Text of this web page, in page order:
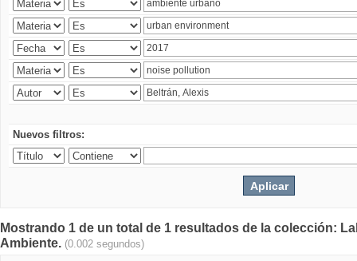
Nuevos filtros:
Mostrando 1 de un total de 1 resultados de la colección:
Ambiente. (0.002 segundos)